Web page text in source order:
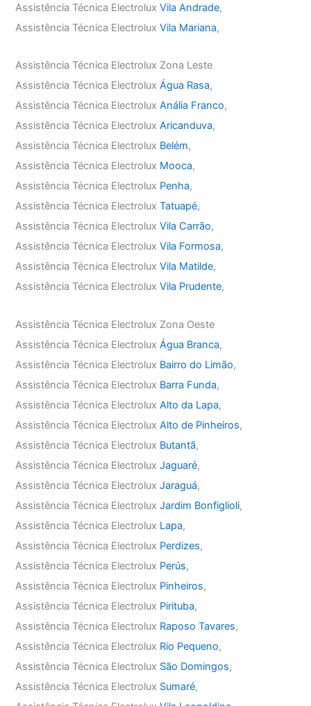
Assistência Técnica ElectroluxVila Andrade,
Assistência Técnica ElectroluxVila Mariana,
Assistência Técnica Electrolux Zona Leste
Assistência Técnica ElectroluxÁgua Rasa,
Assistência Técnica ElectroluxAnália Franco,
Assistência Técnica ElectroluxAricanduva,
Assistência Técnica Electrolux Belém,
Assistência Técnica Electrolux Mooca,
Assistência Técnica Electrolux Penha,
Assistência Técnica ElectroluxTatuapé,
Assistência Técnica ElectroluxVila Carrão,
Assistência Técnica ElectroluxVila Formosa,
Assistência Técnica ElectroluxVila Matilde,
Assistência Técnica ElectroluxVila Prudente,
Assistência Técnica Electrolux Zona Oeste
Assistência Técnica ElectroluxÁgua Branca,
Assistência Técnica Electrolux Bairro do Limão,
Assistência Técnica Electrolux Barra Funda,
Assistência Técnica ElectroluxAlto da Lapa,
Assistência Técnica ElectroluxAlto de Pinheiros,
Assistência Técnica Electrolux Butantã,
Assistência Técnica ElectroluxJaguaré,
Assistência Técnica ElectroluxJaraguá,
Assistência Técnica ElectroluxJardim Bonfiglioli,
Assistência Técnica Electrolux Lapa,
Assistência Técnica Electrolux Perdizes,
Assistência Técnica Electrolux Perús,
Assistência Técnica Electrolux Pinheiros,
Assistência Técnica Electrolux Pirituba,
Assistência Técnica Electrolux Raposo Tavares,
Assistência Técnica Electrolux Rio Pequeno,
Assistência Técnica Electrolux São Domingos,
Assistência Técnica Electrolux Sumaré,